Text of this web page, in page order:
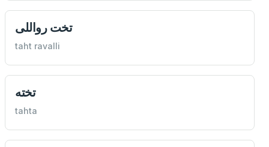
تخت رواللی
taht ravalli
تخته
tahta